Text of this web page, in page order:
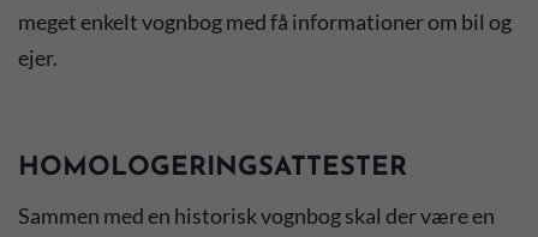
meget enkelt vognbog med få informationer om bil og
ejer.
HOMOLOGERINGSATTESTER
Sammen med en historisk vognbog skal der være en